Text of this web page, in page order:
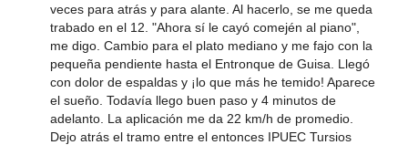
veces para atrás y para alante. Al hacerlo, se me queda
trabado en el 12. "Ahora sí le cayó comején al piano",
me digo. Cambio para el plato mediano y me fajo con la
pequeña pendiente hasta el Entronque de Guisa. Llegó
con dolor de espaldas y ¡lo que más he temido! Aparece
el sueño. Todavía llego buen paso y 4 minutos de
adelanto. La aplicación me da 22 km/h de promedio.
Dejo atrás el tramo entre el entonces IPUEC Tursios